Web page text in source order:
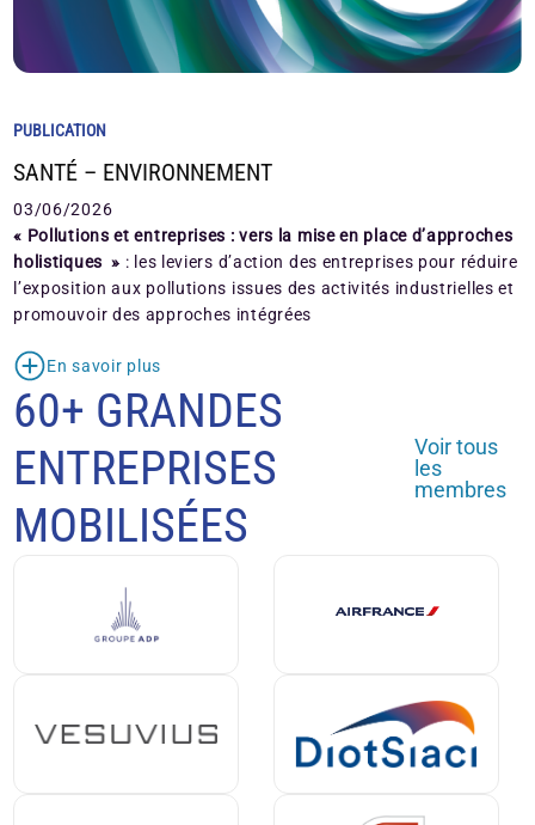
PUBLICATION
SANTÉ – ENVIRONNEMENT
03/06/2026
« Pollutions et entreprises : vers la mise en place d’approches
holistiques » : les leviers d’action des entreprises pour réduire
l’exposition aux pollutions issues des activités industrielles et
promouvoir des approches intégrées
En savoir plus
60+ GRANDES
ENTREPRISES
MOBILISÉES
Voir tous
les
membres